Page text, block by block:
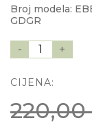
Broj modela:
GDGR
- 1 +
CIJENA: